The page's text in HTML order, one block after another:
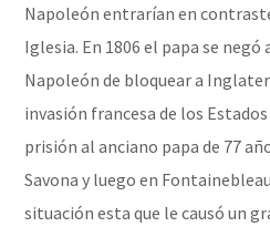
Napoleón entrarían en
Iglesia. En 1806 el papa se negó
Napoleón de bloquear a
invasión francesa de los
prisión al anciano papa de 77
Savona y luego en
situación esta que le causó un